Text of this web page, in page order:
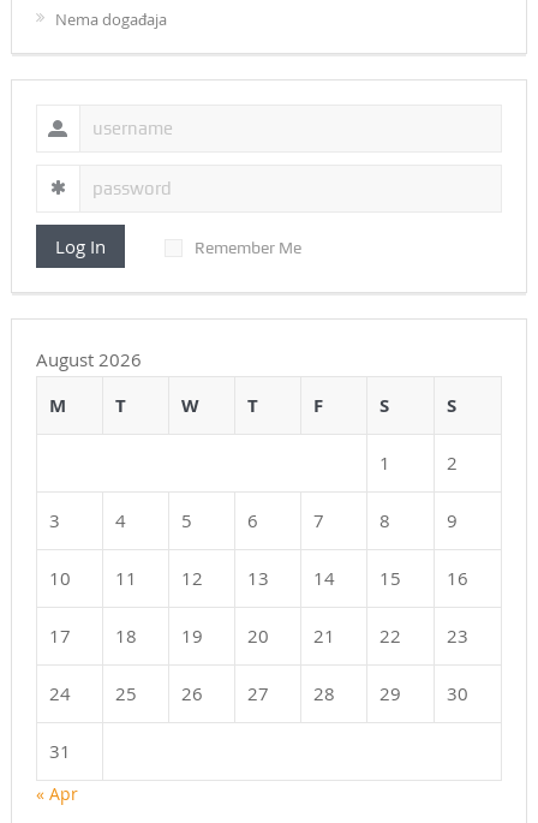
Nema događaja
Log In Remember Me
August 2026
M T W T F S S
1 2
3 4 5 6 7 8 9
10 11 12 13 14 15 16
17 18 19 20 21 22 23
24 25 26 27 28 29 30
31
« Apr